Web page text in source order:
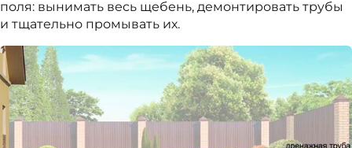
поля: вынимать весь щебень, демонтировать трубы
и тщательно промывать их.